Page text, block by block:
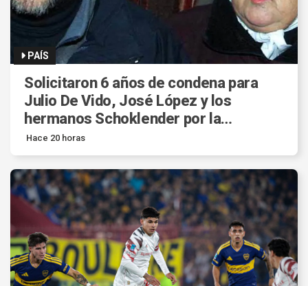
PAÍS
Solicitaron 6 años de condena para
Julio De Vido, José López y los
hermanos Schoklender por la
defraudación con Sueños
Compartidos.
Hace 20 horas